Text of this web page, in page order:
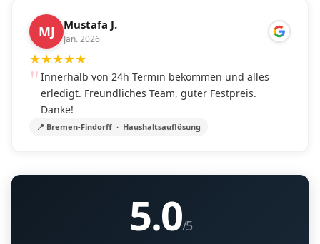
MJ Mustafa J.
Jan. 2026
★★★★★
Innerhalb von 24h Termin bekommen und alles
erledigt. Freundliches Team, guter Festpreis.
Danke!
📍 Bremen-Findorff · Haushaltsauflösung
5.0/5